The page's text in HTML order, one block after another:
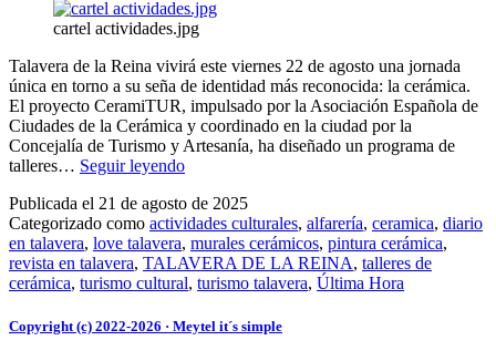
cartel actividades.jpg
Talavera de la Reina vivirá este viernes 22 de agosto una jornada
única en torno a su seña de identidad más reconocida: la cerámica.
El proyecto CeramiTUR, impulsado por la Asociación Española de
Ciudades de la Cerámica y coordinado en la ciudad por la
Concejalía de Turismo y Artesanía, ha diseñado un programa de
talleres… Seguir leyendo¿Quieres
a
hacer
cerámica?
Descubre
estos
en
Publicada el 21 de agosto de 2025
Categorizado como actividades culturales, alfarería, ceramica, diario
en talavera, love talavera, murales cerámicos, pintura cerámica,
revista en talavera, TALAVERA DE LA REINA, talleres de
cerámica, turismo cultural, turismo talavera, Última Hora
Copyright (c) 2022-2026 · Meytel it´s simple